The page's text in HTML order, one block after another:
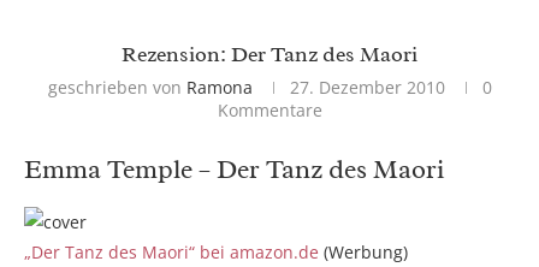
Rezension: Der Tanz des Maori
geschrieben von Ramona 27. Dezember 2010
0
Kommentare
Emma Temple – Der Tanz des Maori
„Der Tanz des Maori“ bei amazon.de (Werbung)